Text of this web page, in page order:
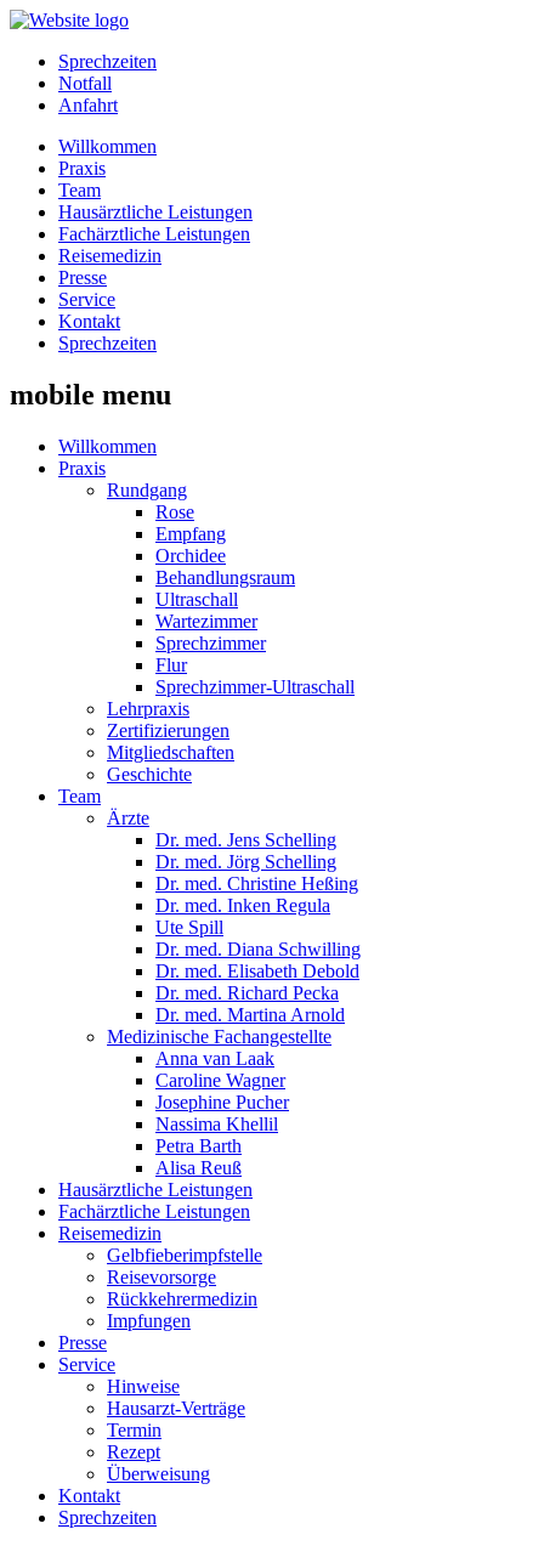
Sprechzeiten
Notfall
Anfahrt
Willkommen
Praxis
Team
Hausärztliche Leistungen
Fachärztliche Leistungen
Reisemedizin
Presse
Service
Kontakt
Sprechzeiten
mobile menu
Willkommen
Praxis
Rundgang
Rose
Empfang
Orchidee
Behandlungsraum
Ultraschall
Wartezimmer
Sprechzimmer
Flur
Sprechzimmer-Ultraschall
Lehrpraxis
Zertifizierungen
Mitgliedschaften
Geschichte
Team
Ärzte
Dr. med. Jens Schelling
Dr. med. Jörg Schelling
Dr. med. Christine Heßing
Dr. med. Inken Regula
Ute Spill
Dr. med. Diana Schwilling
Dr. med. Elisabeth Debold
Dr. med. Richard Pecka
Dr. med. Martina Arnold
Medizinische Fachangestellte
Anna van Laak
Caroline Wagner
Josephine Pucher
Nassima Khellil
Petra Barth
Alisa Reuß
Hausärztliche Leistungen
Fachärztliche Leistungen
Reisemedizin
Gelbfieberimpfstelle
Reisevorsorge
Rückkehrermedizin
Impfungen
Presse
Service
Hinweise
Hausarzt-Verträge
Termin
Rezept
Überweisung
Kontakt
Sprechzeiten